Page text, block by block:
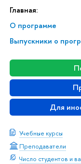
Главная:
О программе
Выпускники о
Для
Учебные курсы
Преподаватели
Число студентов и